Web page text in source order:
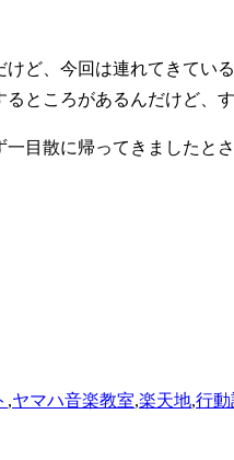
ど、今回は連れてきてい
ところがあるんだけど
目散に帰ってきましたとさ
,ヤマハ音楽教室,楽天地,行